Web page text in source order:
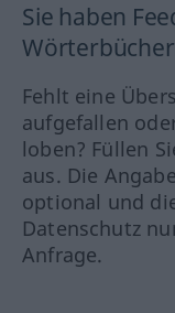
Sie haben
Fehlt eine
aufgefallen
loben? Füllen
aus. Die
optional und
Datenschutz
Anfrage.